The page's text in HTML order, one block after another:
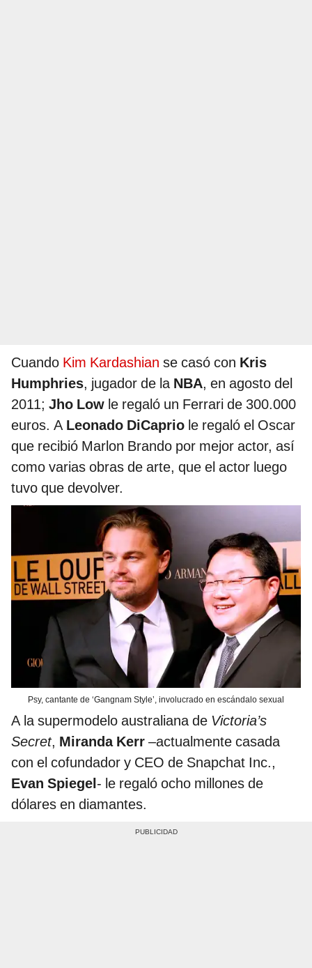
Cuando Kim Kardashian se casó con Kris
Humphries, jugador de la NBA, en agosto del
2011; Jho Low le regaló un Ferrari de 300.000
euros. A Leonado DiCaprio le regaló el Oscar
que recibió Marlon Brando por mejor actor, así
como varias obras de arte, que el actor luego
tuvo que devolver.
Psy, cantante de ‘Gangnam Style’, involucrado en escándalo sexual
A la supermodelo australiana de Victoria’s
Secret, Miranda Kerr –actualmente casada
con el cofundador y CEO de Snapchat Inc.,
Evan Spiegel- le regaló ocho millones de
dólares en diamantes.